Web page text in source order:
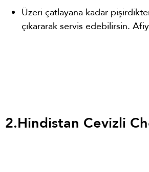
Üzeri çatlayana kadar
çıkararak servis edebilirsin.
2.Hindistan Cevizli